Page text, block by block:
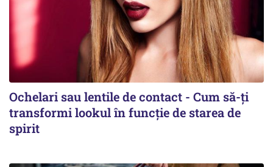
Ochelari sau lentile de contact - Cum să-ți
transformi lookul în funcție de starea de
spirit